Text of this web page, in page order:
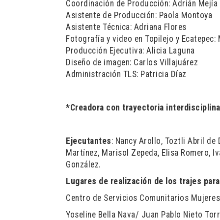
Coordinación de Producción: Adrián Mejía
Asistente de Producción: Paola Montoya
Asistente Técnica: Adriana Flores
Fotografía y video en Topilejo y
Producción Ejecutiva: Alicia Laguna
Diseño de imagen: Carlos Villajuárez
Administración TLS: Patricia Díaz
*Creadora con trayectoria
Ejecutantes: Nancy Arollo, Toztli Abril de
Martínez, Marisol Zepeda, Elisa Romero,
González.
Lugares de realización de los trajes
Centro de Servicios Comunitarios
Yoseline Bella Nava/ Juan Pablo Nieto